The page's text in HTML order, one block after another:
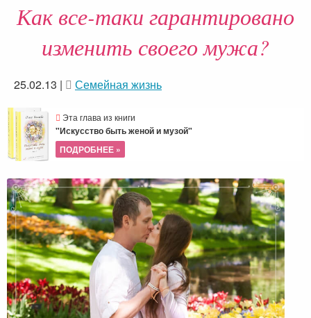
Как все-таки гарантировано
изменить своего мужа?
25.02.13 | Семейная жизнь
Эта глава из книги
"Искусство быть женой и музой"
ПОДРОБНЕЕ »